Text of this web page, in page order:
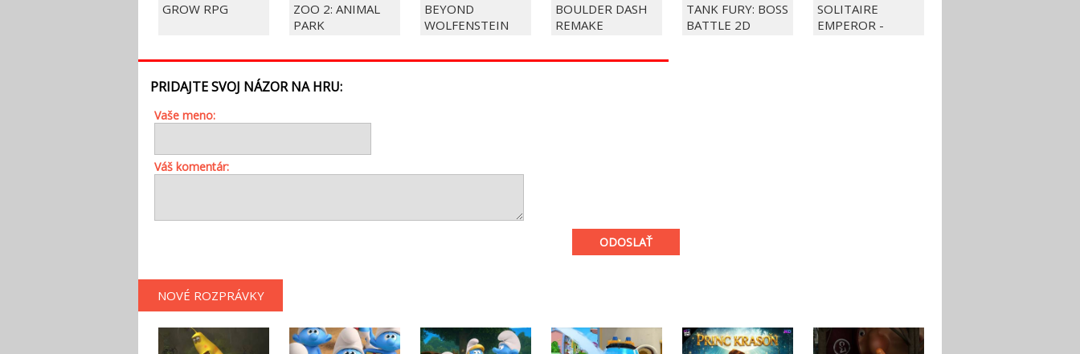
GROW RPG
ZOO 2: ANIMAL
PARK
BEYOND
WOLFENSTEIN
BOULDER DASH
REMAKE
TANK FURY: BOSS
BATTLE 2D
SOLITAIRE
EMPEROR -
PRIDAJTE SVOJ NÁZOR NA HRU:
Vaše meno:
Váš komentár:
ODOSLAŤ
NOVÉ ROZPRÁVKY